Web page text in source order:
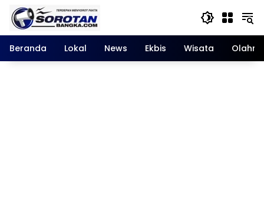
Langsung
konten
Beranda
Lokal News Ekbis Wisata